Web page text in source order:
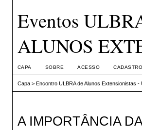
Eventos
ALUNOS
CAPA SOBRE ACESSO CADASTRO
Capa> Encontro ULBRA de Alunos Extensionistas -
A IMPORTÂNCIA